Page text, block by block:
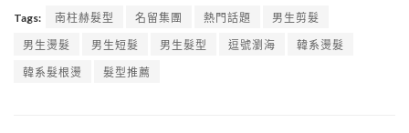
Tags: 南柱赫髮型 名留集團 熱門話題
男生剪髮
男生燙髮
男生短髮 男生髮型 逗號瀏海
韓系燙髮
韓系髮根燙
髮型推薦